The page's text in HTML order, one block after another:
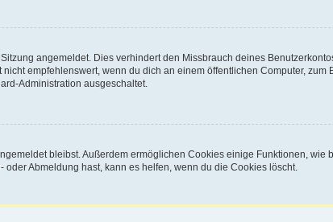
angemeldet. Dies verhindert den Missbrauch deines
empfehlenswert, wenn du dich an einem öffentlichen Computer, zum
Administration ausgeschaltet.
bleibst. Außerdem ermöglichen Cookies einige Funktionen, wie
oder Abmeldung hast, kann es helfen, wenn du die Cookies löscht.